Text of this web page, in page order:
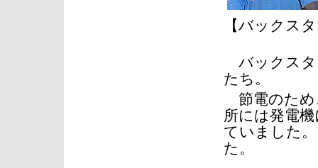
【バックス
バックスタ
たち。
節電のため
所には発電
ていました
た。